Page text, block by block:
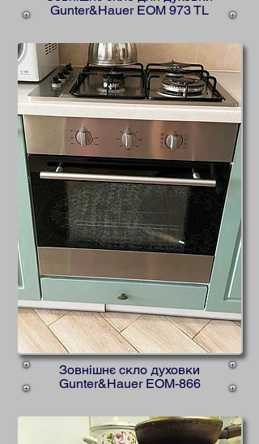
Gunter&Hauer EOM 973 TL
Зовнішнє скло духовки
Gunter&Hauer EOM-866